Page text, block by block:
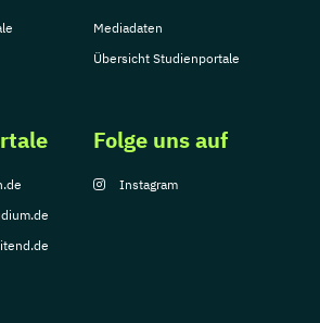
Mediadaten
Übersicht Studienportale
Folge uns auf
Instagram